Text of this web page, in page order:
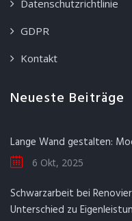
Datenschutzrichtlinie
GDPR
Kontakt
Neueste Beiträge
Lange Wand gestalten:
6 Okt, 2025
Schwarzarbeit bei
Unterschied zu